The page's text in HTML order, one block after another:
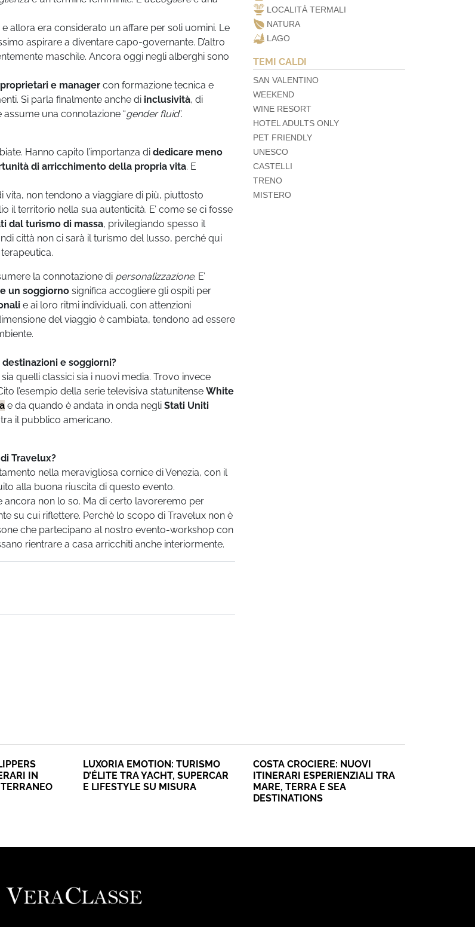
allora era considerato un affare per soli uomini. Le
aspirare a diventare capo-governante. D’altro
maschile. Ancora oggi negli alberghi sono
e manager con formazione tecnica e
Si parla finalmente anche di inclusività, di
assume una connotazione “gender fluid”.
Hanno capito l’importanza di dedicare meno
di arricchimento della propria vita. E
non tendono a viaggiare di più, piuttosto
territorio nella sua autenticità. E’ come se ci fosse
dal turismo di massa, privilegiando spesso il
città non ci sarà il turismo del lusso, perché qui
la connotazione di personalizzazione. E’
un soggiorno significa accogliere gli ospiti per
e ai loro ritmi individuali, con attenzioni
del viaggio è cambiata, tendono ad essere
e soggiorni?
quelli classici sia i nuovi media. Trovo invece
l’esempio della serie televisiva statunitense White
e da quando è andata in onda negli Stati Uniti
il pubblico americano.
Travelux?
nella meravigliosa cornice di Venezia, con il
alla buona riuscita di questo evento.
ancora non lo so. Ma di certo lavoreremo per
su cui riflettere. Perchè lo scopo di Travelux non è
che partecipano al nostro evento-workshop con
rientrare a casa arricchiti anche interiormente.
LOCALITÀ TERMALI
NATURA
LAGO
TEMI CALDI
SAN VALENTINO
WEEKEND
WINE RESORT
HOTEL ADULTS ONLY
PET FRIENDLY
UNESCO
CASTELLI
TRENO
MISTERO
IN
LUXORIA EMOTION: TURISMO
D’ÉLITE TRA YACHT, SUPERCAR
E LIFESTYLE SU MISURA
COSTA CROCIERE: NUOVI
ITINERARI ESPERIENZIALI TRA
MARE, TERRA E SEA
DESTINATIONS